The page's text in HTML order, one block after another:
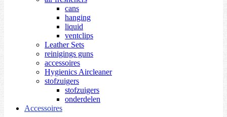
cans
hanging
liquid
ventclips
Leather Sets
reinigings guns
accessoires
Hygienics Aircleaner
stofzuigers
stofzuigers
onderdelen
Accessoires